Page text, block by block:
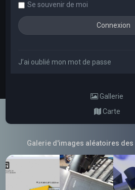
Se souvenir de moi
J’ai oublié mon mot de passe
Gallerie
Carte
Galerie d'images aléatoires